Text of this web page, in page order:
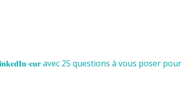
𝐞𝐮𝐫 avec 25 questions à vous poser